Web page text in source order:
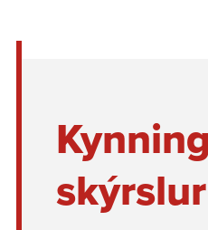
skýrslur